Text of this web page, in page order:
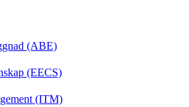
(ABE)
(EECS)
(ITM)